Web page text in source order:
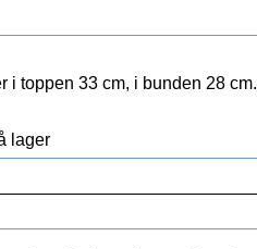
i toppen 33 cm, i bunden 28 cm.
lager